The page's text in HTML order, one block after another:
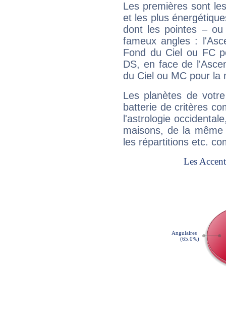
Les premières sont
et les plus
dont les pointes –
fameux angles :
Fond du Ciel ou FC
DS, en face de
du Ciel ou MC pour la
Les planètes de
batterie de critères
l'astrologie
maisons, de la
les répartitions etc.